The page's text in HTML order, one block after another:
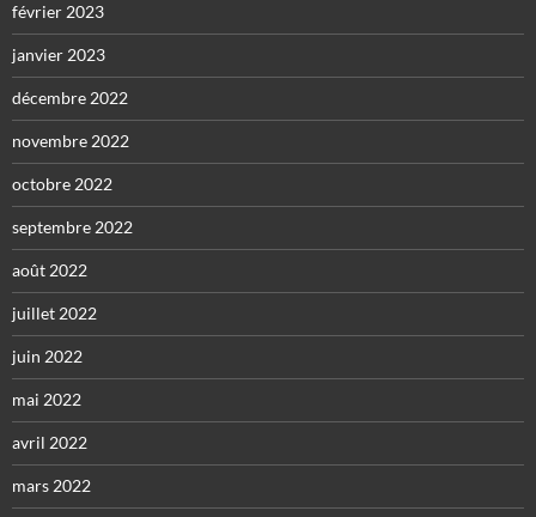
février 2023
janvier 2023
décembre 2022
novembre 2022
octobre 2022
septembre 2022
août 2022
juillet 2022
juin 2022
mai 2022
avril 2022
mars 2022